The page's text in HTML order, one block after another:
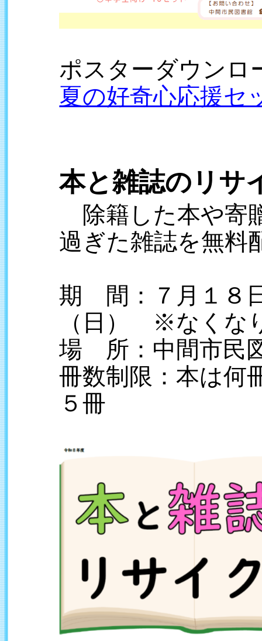
ポスターダウンロ
夏の好奇心応援セ
本と雑誌のリサ
除籍した本や寄
過ぎた雑誌を無料
期 間：７月１８
（日） ※なくな
場 所：中間市民
冊数制限：本は何
５冊